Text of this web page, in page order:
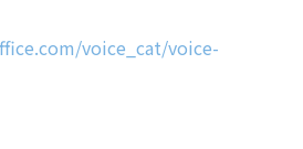
voice_cat/voice-